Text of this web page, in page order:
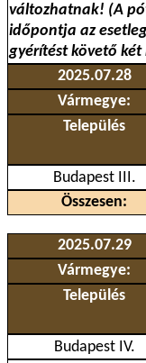
változhatnak! (A
időpontja az
gyérítést követő két
2025.07.28
Vármegye:
Település
Budapest III.
Összesen:
2025.07.29
Vármegye:
Település
Budapest IV.